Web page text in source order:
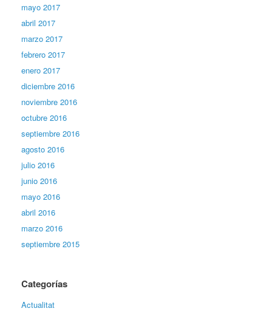
mayo 2017
abril 2017
marzo 2017
febrero 2017
enero 2017
diciembre 2016
noviembre 2016
octubre 2016
septiembre 2016
agosto 2016
julio 2016
junio 2016
mayo 2016
abril 2016
marzo 2016
septiembre 2015
Categorías
Actualitat